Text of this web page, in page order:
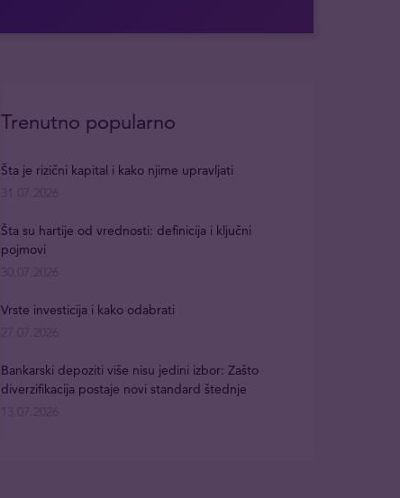
Trenutno popularno
Šta je rizični kapital i kako njime upravljati
31.07.2026
Šta su hartije od vrednosti: definicija i ključni
pojmovi
30.07.2026
Vrste investicija i kako odabrati
27.07.2026
Bankarski depoziti više nisu jedini izbor: Zašto
diverzifikacija postaje novi standard štednje
13.07.2026